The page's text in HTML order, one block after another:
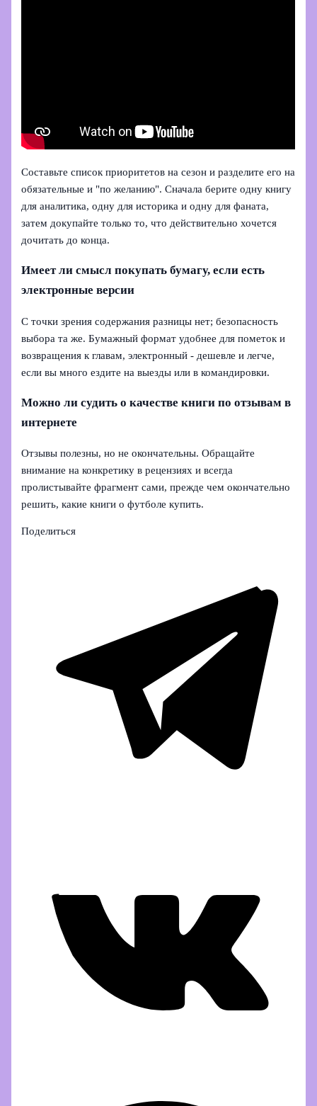
Составьте список приоритетов на сезон и разделите его на
обязательные и "по желанию". Сначала берите одну книгу
для аналитика, одну для историка и одну для фаната,
затем докупайте только то, что действительно хочется
дочитать до конца.
Имеет ли смысл покупать бумагу, если есть
электронные версии
С точки зрения содержания разницы нет; безопасность
выбора та же. Бумажный формат удобнее для пометок и
возвращения к главам, электронный - дешевле и легче,
если вы много ездите на выезды или в командировки.
Можно ли судить о качестве книги по отзывам в
интернете
Отзывы полезны, но не окончательны. Обращайте
внимание на конкретику в рецензиях и всегда
пролистывайте фрагмент сами, прежде чем окончательно
решить, какие книги о футболе купить.
Поделиться